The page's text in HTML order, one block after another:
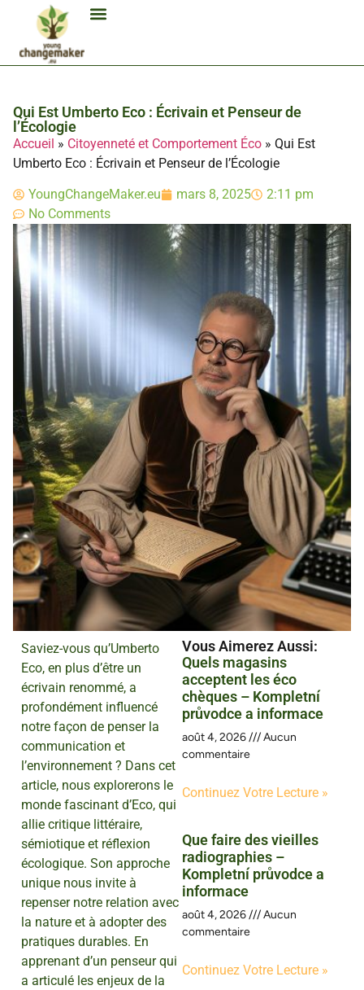
Qui Est Umberto Eco : Écrivain et Penseur de
l’Écologie
Accueil » Citoyenneté et Comportement Éco » Qui Est
Umberto Eco : Écrivain et Penseur de l’Écologie
YoungChangeMaker.eu mars 8, 2025
2:11 pm
No Comments
Saviez-vous qu’Umberto
Eco, en plus d’être un
écrivain renommé, a
profondément influencé
notre façon de penser la
communication et
l’environnement ? Dans cet
article, nous explorerons le
monde fascinant d’Eco, qui
allie critique littéraire,
sémiotique et réflexion
écologique. Son approche
unique nous invite à
repenser notre relation avec
la nature et à adopter des
pratiques durables. En
apprenant d’un penseur qui
a articulé les enjeux de la
Vous Aimerez Aussi :
Quels magasins
acceptent les éco
chèques – Kompletní
průvodce a informace
août 4, 2026
Aucun
commentaire
Continuez Votre Lecture »
Que faire des vieilles
radiographies –
Kompletní průvodce a
informace
août 4, 2026
Aucun
commentaire
Continuez Votre Lecture »